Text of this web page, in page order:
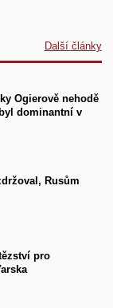
Další články
Ogierově nehodě
dominantní v
Rusům
pro